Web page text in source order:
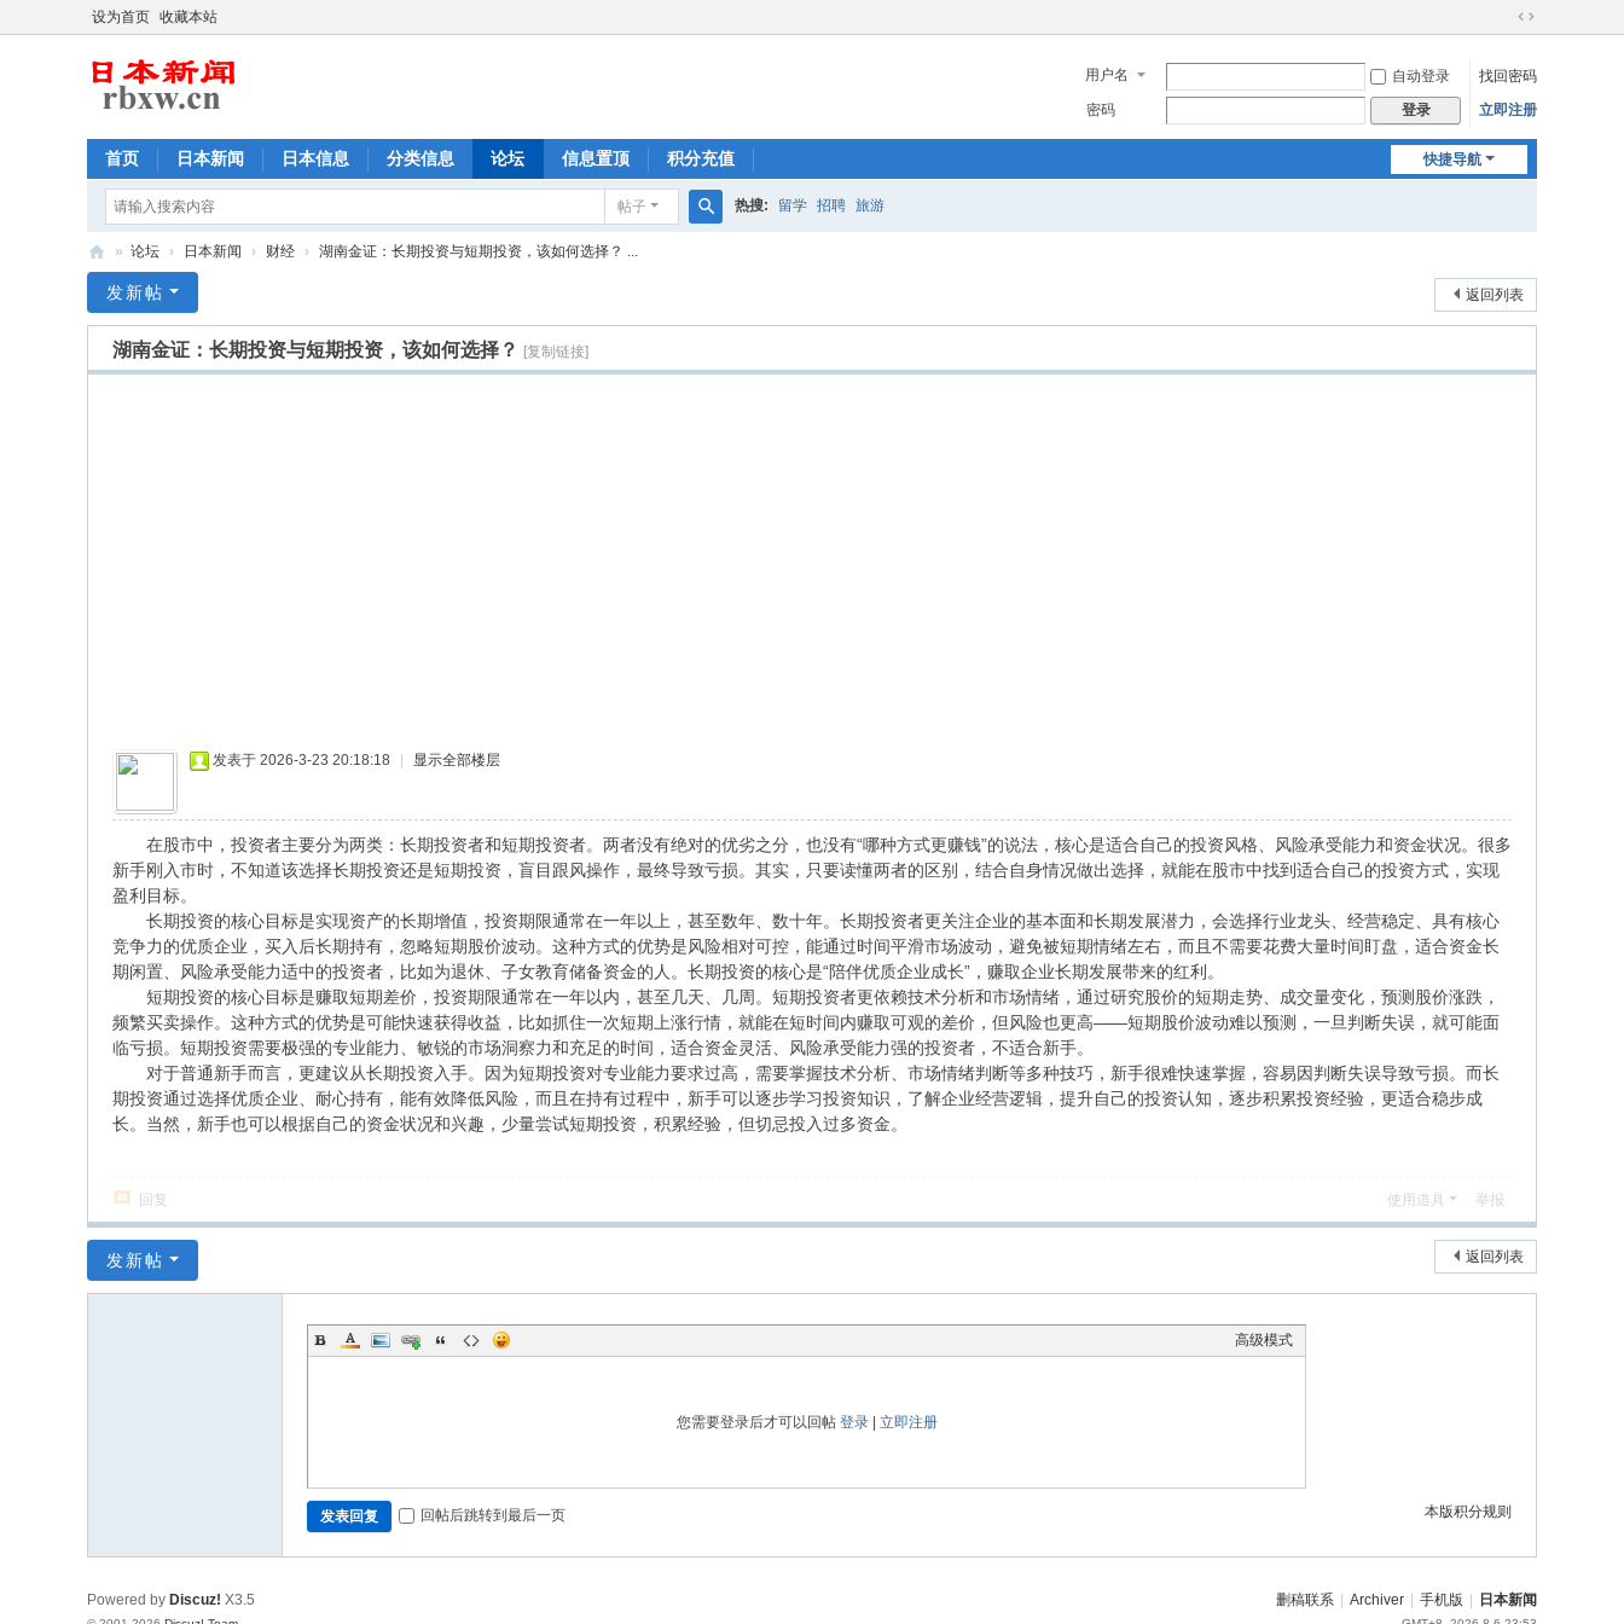
设为首页 收藏本站
切
到
宽
用户名 自动登录
找回密码
密码
登录 立即注册
快捷导航
首页 日本新闻 日本信息 分类信息 论坛 信息置顶 积分充值
帖子 热搜: 留学 招聘 旅游
本
» 论坛 › 日本新闻 › 财经 › 湖南金证：长期投资与短期投资，该如何选择？ ...
返回列表
发新帖
湖南金证：长期投资与短期投资，该如何选择？ [复制链接]
发表于 2026-3-23 20:18:18 显示全部楼层
在股市中，投资者主要分为两类：长期投资者和短期投资者。两者没有绝对的优劣之分，也没有“哪种方式更赚钱”的说法，核心是适合自己的投资风格、风险承受能力和资金状况。很多
新手刚入市时，不知道该选择长期投资还是短期投资，盲目跟风操作，最终导致亏损。其实，只要读懂两者的区别，结合自身情况做出选择，就能在股市中找到适合自己的投资方式，实现
盈利目标。
长期投资的核心目标是实现资产的长期增值，投资期限通常在一年以上，甚至数年、数十年。长期投资者更关注企业的基本面和长期发展潜力，会选择行业龙头、经营稳定、具有核心
竞争力的优质企业，买入后长期持有，忽略短期股价波动。这种方式的优势是风险相对可控，能通过时间平滑市场波动，避免被短期情绪左右，而且不需要花费大量时间盯盘，适合资金长
期闲置、风险承受能力适中的投资者，比如为退休、子女教育储备资金的人。长期投资的核心是“陪伴优质企业成长”，赚取企业长期发展带来的红利。
短期投资的核心目标是赚取短期差价，投资期限通常在一年以内，甚至几天、几周。短期投资者更依赖技术分析和市场情绪，通过研究股价的短期走势、成交量变化，预测股价涨跌，
频繁买卖操作。这种方式的优势是可能快速获得收益，比如抓住一次短期上涨行情，就能在短时间内赚取可观的差价，但风险也更高——短期股价波动难以预测，一旦判断失误，就可能面
临亏损。短期投资需要极强的专业能力、敏锐的市场洞察力和充足的时间，适合资金灵活、风险承受能力强的投资者，不适合新手。
对于普通新手而言，更建议从长期投资入手。因为短期投资对专业能力要求过高，需要掌握技术分析、市场情绪判断等多种技巧，新手很难快速掌握，容易因判断失误导致亏损。而长
期投资通过选择优质企业、耐心持有，能有效降低风险，而且在持有过程中，新手可以逐步学习投资知识，了解企业经营逻辑，提升自己的投资认知，逐步积累投资经验，更适合稳步成
长。当然，新手也可以根据自己的资金状况和兴趣，少量尝试短期投资，积累经验，但切忌投入过多资金。
回复 使用道具 举报
返回列表
发新帖
高级模式
您需要登录后才可以回帖 登录| 立即注册
本版积分规则
发表回复 回帖后跳转到最后一页
删稿联系 Archiver 手机版 日本新闻
Powered by Discuz! X3.5